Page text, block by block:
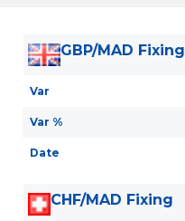
GBP/MAD Fixing
Var
Var %
Date
CHF/MAD Fixing